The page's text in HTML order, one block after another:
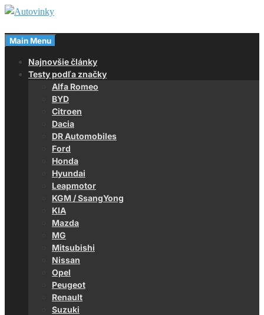
Skip
content
Autovinky
Magazín o autách
Main Menu
Najnovšie články
Testy podľa značky
Alfa Romeo
BYD
Citroen
Dacia
DR Automobiles
Ford
Honda
Hyundai
Leapmotor
KGM / SsangYong
KIA
Mazda
MG
Mitsubishi
Nissan
Opel
Peugeot
Renault
Suzuki